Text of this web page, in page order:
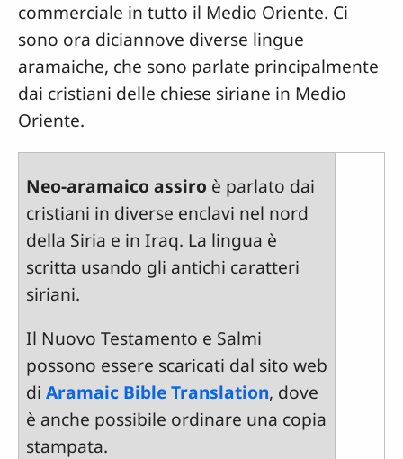
commerciale in tutto il Medio Oriente. Ci
sono ora diciannove diverse lingue
aramaiche, che sono parlate principalmente
dai cristiani delle chiese siriane in Medio
Oriente.
Neo-aramaico assiro è parlato dai
cristiani in diverse enclavi nel nord
della Siria e in Iraq. La lingua è
scritta usando gli antichi caratteri
siriani.
Il Nuovo Testamento e Salmi
possono essere scaricati dal sito web
di Aramaic Bible Translation, dove
è anche possibile ordinare una copia
stampata.